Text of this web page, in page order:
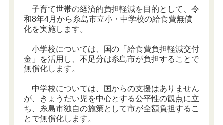
子育て世帯の経済的負担軽減を目的として、令
和8年4月から糸島市立小・中学校の給食費無償
化を実施します。
小学校については、国の「給食費負担軽減交付
金」を活用し、不足分は糸島市が負担することで
無償化します。
中学校については、国からの支援はありません
が、きょうだい児を中心とする公平性の観点に立
ち、糸島市独自の施策として市が全額負担するこ
とで無償化します。